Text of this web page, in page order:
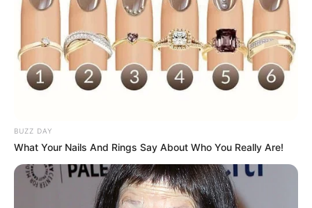
déjà Salomé en couple avec Alexis : elle
pense qu’ils iraient bien ensemble
Claudine révèle qu’Atlan avait kidnappé
Sabine adolescente pour faire pression
sur elle
Becker découvre quesa fille Sabine a
Tout ce qu’il faut savoir sur l’épisode 1927 d’Un
si grand soleil du 21 mai 2026 : tous les spoilers
clés des intrigues du jour à Montpellier.
BUZZ DAY
What Your Nails And Rings Say About Who You Really Are!